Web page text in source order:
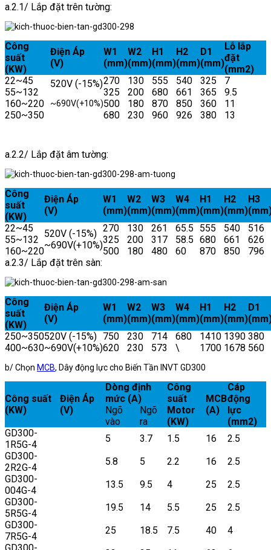
a.2.1/ Lắp đặt trên tường:
Công
suất
(KW)
Điện Áp
(V)
W1
(mm)
W2
(mm)
H1
(mm)
H2
(mm)
D1
(mm)
Lỗ lắp
đặt
(mm2)
22~45
520V (-15%)
~690V(+10%)
270 130 555 540 325
7
55~132
325 200 680 661 365
9.5
160~220
500 180 870 850 360
11
250~350
680 230 960 926 380 13
a.2.2/ Lắp đặt âm tường:
Công
suất
(KW)
Điện Áp
(V)
W1
(mm)
W2
(mm)
W3
(mm)
W4
(mm)
H1
(mm)
H2
(mm)
H3
22~45
520V (-15%)
~690V(+10%)
270 130 261 65.5 555 540
516
55~132
325 200 317 58.5 680 661
626
160~220
500 180 480 60 870 850
796
a.2.3/ Lắp đặt trên sàn:
Công
suất
(KW)
Điện Áp
(V)
W1
(mm)
W2
(mm)
W3
(mm)
W4
(mm)
H1
(mm)
H2
(mm)
D1
250~350520V (-15%)
~690V(+10%)
750 230 714 680 1410 1390 380
400~630
620 230 573 \ 1700 1678 560
b/ Chọn MCB, Dây động lực cho Biến Tần INVT GD300
Công suất
(KW)
Điện Áp
(V)
Dòng định
mức (A)
Công
suất
Motor
(KW)
MCB
(A)
Cáp
động
lực
(mm2)
Ngõ
vào
Ngõ
ra
GD300-
1R5G-4
5 3.7 1.5 16
2.5
GD300-
2R2G-4
5.8 5 2.2 16
2.5
GD300-
004G-4
13.5 9.5 4 25
2.5
GD300-
5R5G-4
19.5 14 5.5 25
2.5
GD300-
7R5G-4
25 18.5 7.5 40
4